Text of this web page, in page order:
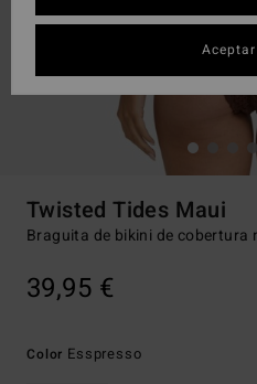
Twisted Tides Maui
Braguita de bikini de cobertura
39,95 €
Color Esspresso